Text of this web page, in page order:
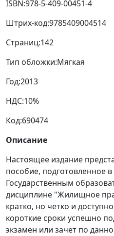
ISBN:978-5-409-00451-4
Штрих-код:9785409004514
Страниц:142
Тип обложки:Мягкая
Год:2013
НДС:10%
Код:690474
Описание
Настоящее издание
пособие, подготовленное в
Государственным
дисциплине "Жилищное
кратко, но четко и
короткие сроки успешно
экзамен или зачет по